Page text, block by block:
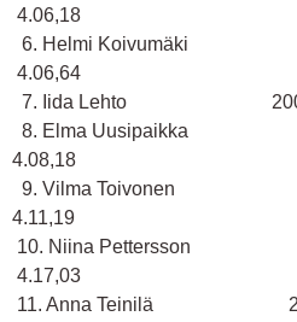
4.06,18
6. Helmi Koivumäki
4.06,64
7. Iida Lehto 2008
8. Elma Uusipaikka
4.08,18
9. Vilma Toivonen
4.11,19
10. Niina
4.17,03
11. Anna Teinilä